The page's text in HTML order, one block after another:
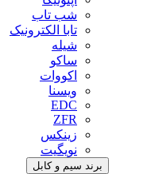
شب تاب
تابا الکترونیک
شیله
ساکو
اکووات
ویسنا
EDC
ZFR
زینکس
نویگیت
برند سیم و کابل